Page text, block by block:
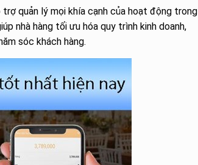
quản lý mọi khía cạnh của hoạt động trong
nhà hàng tối ưu hóa quy trình kinh doanh,
sóc khách hàng.